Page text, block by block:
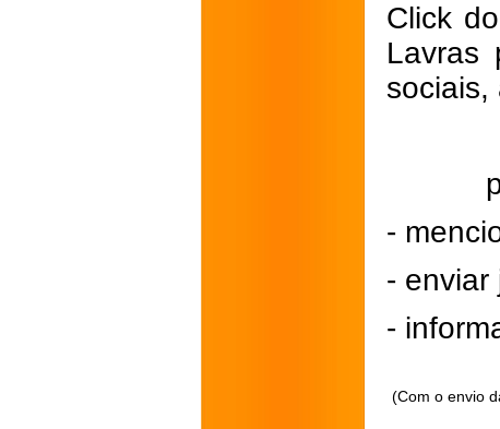
Click
Lavras
sociais,
-
- enviar
-
(Com o envio